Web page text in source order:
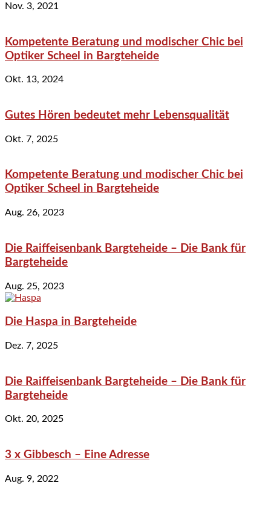
Nov. 3, 2021
Kompetente Beratung und modischer Chic bei
Optiker Scheel in Bargteheide
Okt. 13, 2024
Gutes Hören bedeutet mehr Lebensqualität
Okt. 7, 2025
Kompetente Beratung und modischer Chic bei
Optiker Scheel in Bargteheide
Aug. 26, 2023
Die Raiffeisenbank Bargteheide – Die Bank für
Bargteheide
Aug. 25, 2023
Die Haspa in Bargteheide
Dez. 7, 2025
Die Raiffeisenbank Bargteheide – Die Bank für
Bargteheide
Okt. 20, 2025
3 x Gibbesch – Eine Adresse
Aug. 9, 2022